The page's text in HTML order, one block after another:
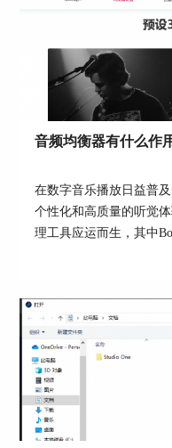
第四、选择Boom 3D
因为在英语四六级
式耳机，所以我们在
力时，可以将音频输
戴式耳机。
音频均衡器有什么作
在数字音乐播放日益普
个性化和高质量的听觉
理工具应运而生，其中
大的功能和易用性获得
节的相关内容。...